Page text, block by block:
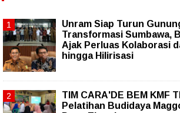
Unram Siap Turun
Transformasi Sumbawa,
Ajak Perluas Kolaborasi
hingga Hilirisasi
TIM CARA'DE BEM KMF
Pelatihan Budidaya